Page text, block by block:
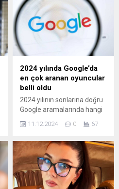
2024 yılında Google’da
en çok aranan oyuncular
belli oldu
2024 yılının sonlarına doğru
Google aramalarında hangi
oyuncuların isimlerinin en
çok aratıldığı ortaya çıktı.
en çok aratılan Türk
oyuncular: 1- HAZAR
ERGÜÇLÜ İnci Taneleri
dizisinde hayat verdiği Dilber
karakteriyle ...
11.12.2024 0 67